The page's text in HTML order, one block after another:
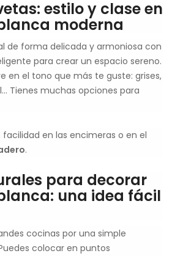
estilo y clase en
moderna
de forma delicada y armoniosa con
para crear un espacio sereno.
en el tono que más te guste: grises,
Tienes muchas opciones para
en las encimeras o en el
.
para decorar
una idea fácil
cocinas por una simple
colocar en puntos